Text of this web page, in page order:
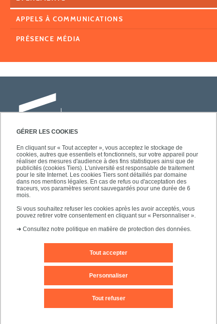
GÉRER LES COOKIES
En cliquant sur « Tout accepter », vous acceptez le stockage de
cookies, autres que essentiels et fonctionnels, sur votre appareil pour
réaliser des mesures d'audience à des fins statistiques ainsi que de
publicités (cookies Tiers). L'université est responsable de traitement
pour le site Internet. Les cookies Tiers sont détaillés par domaine
dans nos mentions légales. En cas de refus ou d'acceptation des
traceurs, vos paramètres seront sauvegardés pour une durée de 6
mois.
Si vous souhaitez refuser les cookies après les avoir acceptés, vous
pouvez retirer votre consentement en cliquant sur « Personnaliser ».
➜ Consultez notre politique en matière de protection des données.
Tout accepter
Tout refuser
Personnaliser
APPELS À COMMUNICATIONS
PRÉSENCE MÉDIA
Université Paris-Est Créteil
Faculté des lettres, langues et sciences
humaines
61, avenue du Général de Gaulle
94010 Créteil
Mentions légales
Plan d'accès Plan du site